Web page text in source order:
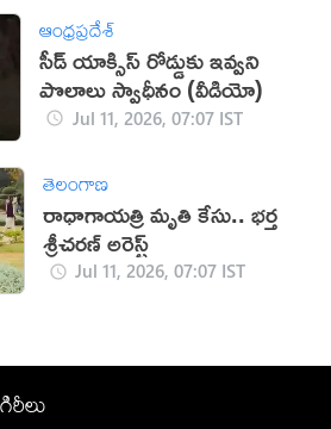
ఆంధ్రప్రదేశ్
సీడ్ యాక్సిస్ రోడ్డుకు ఇవ్వని
పొలాలు స్వాధీనం (వీడియో)
Jul 11, 2026, 07:07 IST
తెలంగాణ
రాధాగాయత్రి మృతి కేసు.. భర్త
శ్రీచరణ్ అరెస్ట్
Jul 11, 2026, 07:07 IST